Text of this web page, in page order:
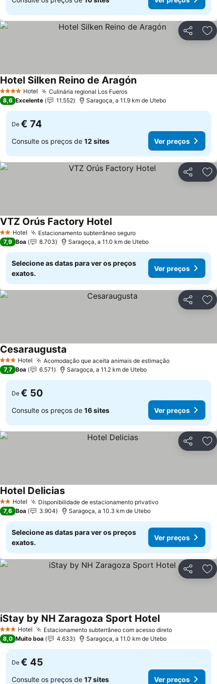
Partilhar
4 EstrelasHotel Culinária regional Los Fueros
Hotel Silken Reino de Aragón
8,6 Excelente 11.552 Saragoça, a 11.9 km de Utebo
De € 74
Consulte os preços de 12 sites Ver preços
Partilhar
2 Estrelas
Hotel Estacionamento subterrâneo seguro
VTZ Orús Factory Hotel
7,9 Boa 8.703 Saragoça, a 11.0 km de Utebo
Selecione as datas para ver os preços
exatos.
Ver preços
Partilhar
3 EstrelasHotel Acomodação que aceita animais de estimação
Cesaraugusta
7,7 Boa 6.571 Saragoça, a 11.2 km de Utebo
De € 50
Consulte os preços de 16 sites Ver preços
Partilhar
2 Estrelas
Hotel Disponibilidade de estacionamento privativo
Hotel Delicias
7,6 Boa 3.904 Saragoça, a 10.3 km de Utebo
Selecione as datas para ver os preços
exatos.
Ver preços
Partilhar
3 EstrelasHotel Estacionamento subterrâneo com acesso direto
iStay by NH Zaragoza Sport Hotel
8,0 Muito boa 4.633 Saragoça, a 11.0 km de Utebo
De € 45
Consulte os preços de 17 sites Ver preços